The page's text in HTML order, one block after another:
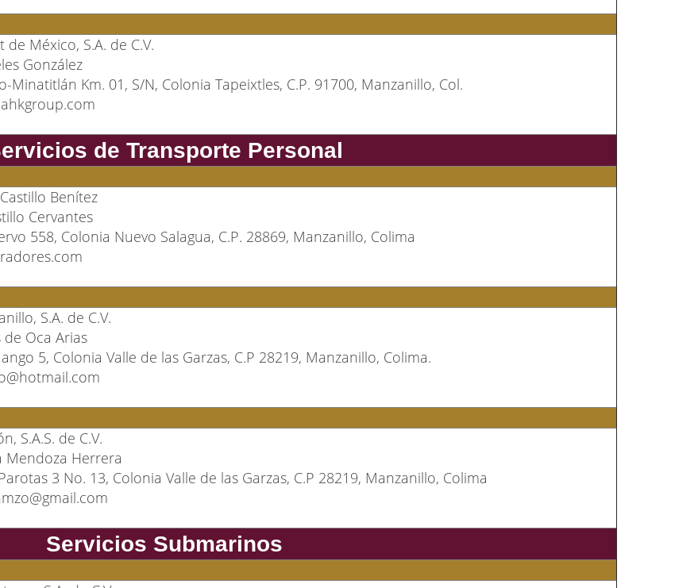
de México, S.A. de C.V.
González
Minatitlán Km. 01, S/N, Colonia Tapeixtles, C.P. 91700, Manzanillo, Col.
de Transporte Personal
Benítez
Cervantes
558, Colonia Nuevo Salagua, C.P. 28869, Manzanillo, Colima
S.A. de C.V.
Oca Arias
5, Colonia Valle de las Garzas, C.P 28219, Manzanillo, Colima.
S.A.S. de C.V.
Mendoza Herrera
3 No. 13, Colonia Valle de las Garzas, C.P 28219, Manzanillo, Colima
Servicios Submarinos